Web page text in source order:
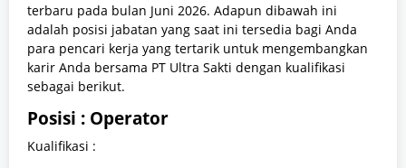
terbaru pada bulan Juni 2026. Adapun dibawah ini
adalah posisi jabatan yang saat ini tersedia bagi Anda
para pencari kerja yang tertarik untuk mengembangkan
karir Anda bersama PT Ultra Sakti dengan kualifikasi
sebagai berikut.
Posisi : Operator
Kualifikasi :